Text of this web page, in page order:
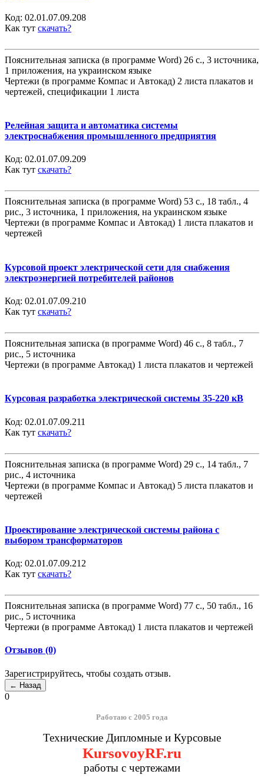
Код: 02.01.07.09.208
Как тут скачать?
Пояснительная записка (в программе Word) 26 с., 3 источника,
1 приложения, на украинском языке
Чертежи (в программе Компас и Автокад) 2 листа плакатов и
чертежей, спецификации 1 листа
Релейная защита и автоматика системы
электроснабжения промышленного предприятия
Код: 02.01.07.09.209
Как тут скачать?
Пояснительная записка (в программе Word) 53 с., 18 табл., 4
рис., 3 источника, 1 приложения, на украинском языке
Чертежи (в программе Компас и Автокад) 1 листа плакатов и
чертежей
Курсовой проект электрической сети для снабжения
электроэнергией потребителей районов
Код: 02.01.07.09.210
Как тут скачать?
Пояснительная записка (в программе Word) 46 с., 8 табл., 7
рис., 5 источника
Чертежи (в программе Автокад) 1 листа плакатов и чертежей
Курсовая разработка электрической системы 35-220 кВ
Код: 02.01.07.09.211
Как тут скачать?
Пояснительная записка (в программе Word) 29 с., 14 табл., 7
рис., 4 источника
Чертежи (в программе Компас и Автокад) 5 листа плакатов и
чертежей
Проектирование электрической системы района с
выбором трансформаторов
Код: 02.01.07.09.212
Как тут скачать?
Пояснительная записка (в программе Word) 77 с., 50 табл., 16
рис., 5 источника
Чертежи (в программе Автокад) 1 листа плакатов и чертежей
Отзывов (0)
Зарегистрируйтесь, чтобы создать отзыв.
0
Работаю с 2005 года
Технические Дипломные и Курсовые
KursovoyRF.ru
работы с чертежами